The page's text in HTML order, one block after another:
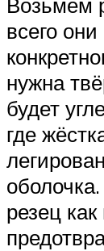
всего
нужна
будет
где
резец